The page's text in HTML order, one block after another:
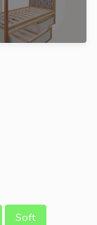
Soft